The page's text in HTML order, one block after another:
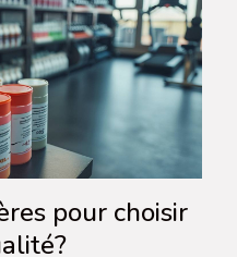
pour choisir